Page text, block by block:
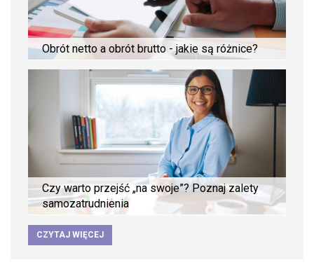
Obrót netto a obrót brutto - jakie są różnice?
Czy warto przejść „na swoje”? Poznaj zalety
samozatrudnienia
CZYTAJ WIĘCEJ